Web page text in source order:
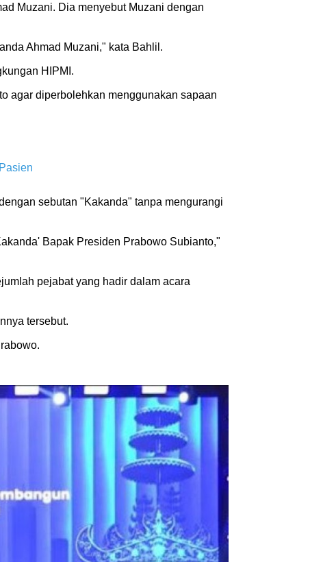
Muzani. Dia menyebut Muzani dengan
Ahmad Muzani," kata Bahlil.
HIPMI.
agar diperbolehkan menggunakan sapaan
sebutan "Kakanda" tanpa mengurangi
Bapak Presiden Prabowo Subianto,"
pejabat yang hadir dalam acara
tersebut.